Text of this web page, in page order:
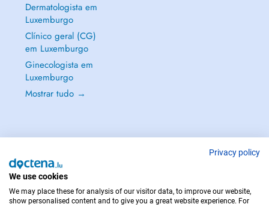
Dermatologista em
Luxemburgo
Clínico geral (CG)
em Luxemburgo
Ginecologista em
Luxemburgo
Mostrar tudo →
EM CASO DE EMERGÊNCIA, CONTACTE : 112
Copyright © 2026 - DOCTENA S.A. 42, Rue de la Vallée, L-2661 Luxembourg
Privacy policy
We use cookies
We may place these for analysis of our visitor data, to improve our website,
show personalised content and to give you a great website experience. For